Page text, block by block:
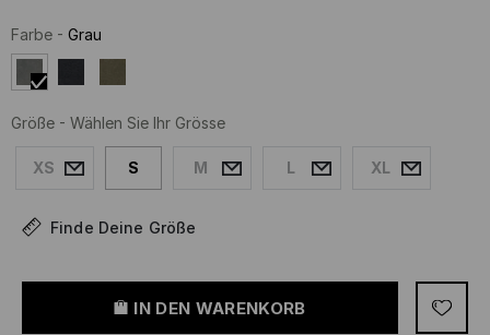
Farbe - Grau
Größe - Wählen Sie Ihr Grösse
XS S M L XL
Finde Deine Größe
IN DEN WARENKORB